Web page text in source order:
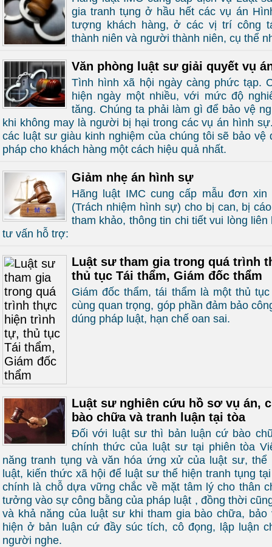
gia tranh tụng ở hầu hết các vụ án
tượng khách hàng, ở các vị trí công
thành niên và người thành niên, cụ thể
Văn phòng luật sư giải quyết vụ
Tình hình xã hội ngày càng phức tạp.
hiện ngày một nhiều, với mức độ
tăng. Chúng ta phải làm gì để bảo vệ
khi không may là người bị hại trong các vụ án hình
các luật sư giàu kinh nghiệm của chúng tôi sẽ bảo
pháp cho khách hàng một cách hiệu quả nhất.
Giảm nhẹ án hình sự
Hãng luật IMC cung cấp mẫu đơn xin
(Trách nhiệm hình sự) cho bị can, bị
tham khảo, thông tin chi tiết vui lòng
tư vấn hỗ trợ:
Luật sư tham gia trong quá trình
thủ tục Tái thẩm, Giám đốc thẩm
Giám đốc thẩm, tái thẩm là một thủ
cùng quan trọng, góp phần đảm bảo
dúng pháp luật, hạn chế oan sai.
Luật sư nghiên cứu hồ sơ vụ án,
bào chữa và tranh luận tại tòa
Đối với luật sư thì bản luận cứ bào
chính thức của luật sư tại phiên tòa
năng tranh tụng và văn hóa ứng xử của luật sư, thể
luật, kiến thức xã hội để luật sư thể hiện tranh tụng
chính là chỗ dựa vững chắc về mặt tâm lý cho thân
tưởng vào sự công bằng của pháp luật , đồng thời
và khả năng của luật sư khi tham gia bào chữa, bảo
hiện ở bản luận cứ đầy súc tích, cô đọng, lập luận
người nghe.